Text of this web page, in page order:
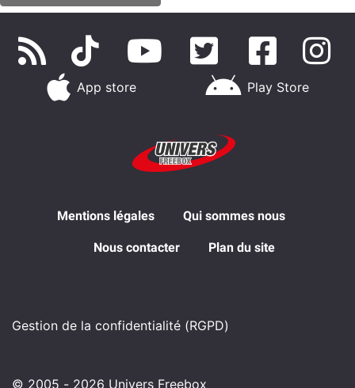
App store Play Store
Mentions légales Qui sommes nous
Nous contacter Plan du site
Gestion de la confidentialité (RGPD)
© 2005 - 2026 Univers Freebox